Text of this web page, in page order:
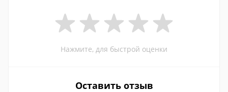
Нажмите, для быстрой оценки
Оставить отзыв